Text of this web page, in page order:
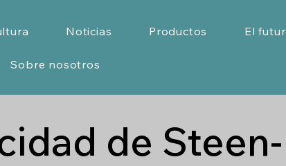
Noticias Productos El
Sobre nosotros
de Steen-